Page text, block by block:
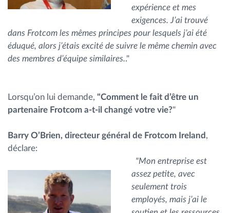
expérience et mes
exigences. J’ai trouvé
dans Frotcom les mêmes principes pour lesquels j’ai été
éduqué, alors j’étais excité de suivre le même chemin avec
des membres d’équipe similaires.."
Lorsqu’on lui demande, "Comment le fait d’être un
partenaire Frotcom a-t-il changé votre vie?"
Barry O’Brien, directeur général de Frotcom Ireland ,
déclare:
"Mon entreprise est
assez petite, avec
seulement trois
employés, mais j’ai le